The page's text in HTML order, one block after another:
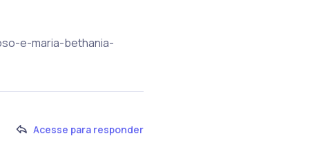
e-maria-bethania-
Acesse para responder